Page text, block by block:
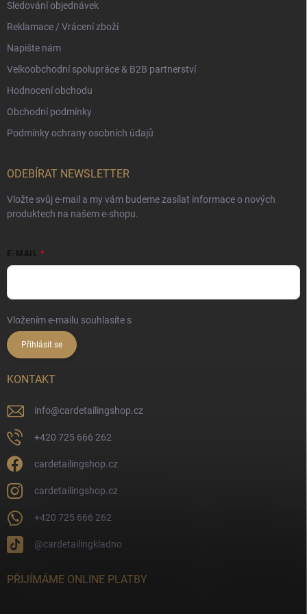
Sledování objednávek
Reklamace / Vrácení zboží
Napište nám
Velkoobchodní spolupráce & B2B partnerství
Hodnocení obchodu
Obchodní podmínky
Podmínky ochrany osobních údajů
ODEBÍRAT NEWSLETTER
Vložte svůj e-mail a my vám budeme zasílat informace o nových
produktech na našem e-shopu.
E-MAIL
Vložením e-mailu souhlasíte s
Přihlásit se
KONTAKT
info@cardetailingshop.cz
+420 725 666 262
cardetailingshop.cz
cardetailingshop.cz
+420 725 666 262
@cardetailingkladno
PŘIJÍMÁME ONLINE PLATBY